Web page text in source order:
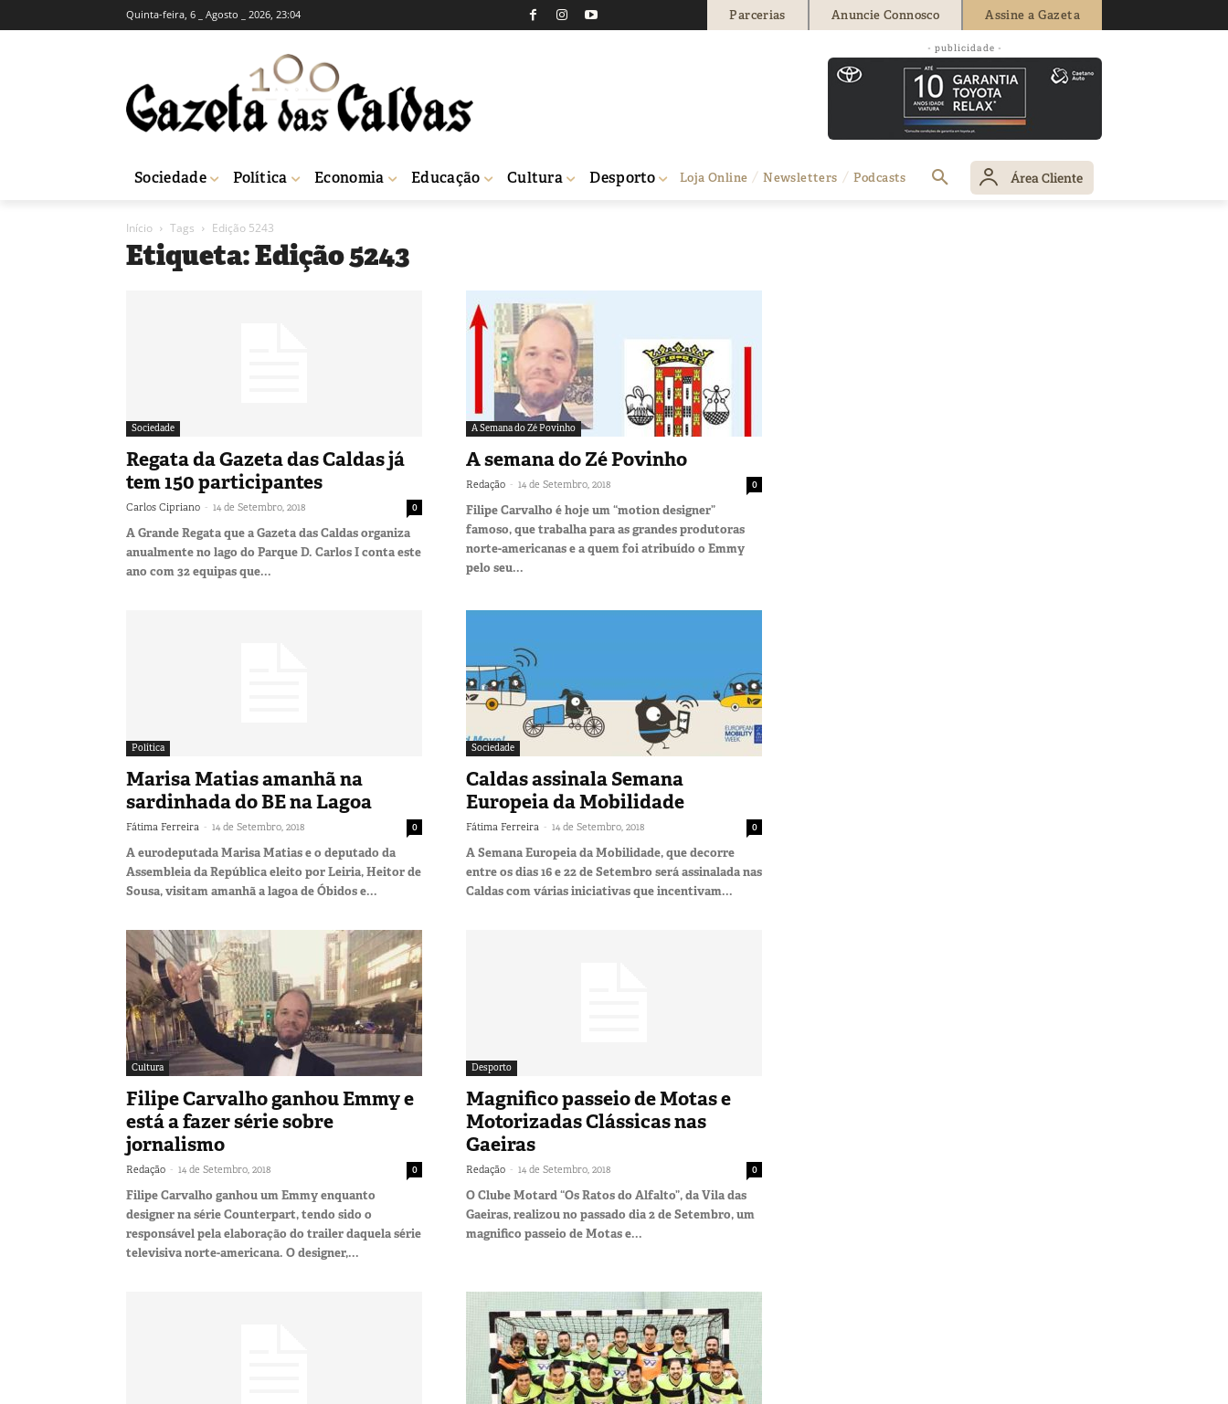
Quinta-feira, 6 _ Agosto _ 2026, 23:04 Parcerias Anuncie Connosco Assine a Gazeta
- publicidade -
Sociedade Política Economia Educação Cultura Desporto Loja Online Newsletters Podcasts Área Cliente
Início Tags Edição 5243
Etiqueta: Edição 5243
Sociedade
Regata da Gazeta das Caldas já
tem 150 participantes
Carlos Cipriano - 14 de Setembro, 2018 0
A Grande Regata que a Gazeta das Caldas organiza
anualmente no lago do Parque D. Carlos I conta este
ano com 32 equipas que...
A Semana do Zé Povinho
A semana do Zé Povinho
Redação - 14 de Setembro, 2018 0
Filipe Carvalho é hoje um “motion designer”
famoso, que trabalha para as grandes produtoras
norte-americanas e a quem foi atribuído o Emmy
pelo seu...
Política
Marisa Matias amanhã na
sardinhada do BE na Lagoa
Fátima Ferreira - 14 de Setembro, 2018 0
A eurodeputada Marisa Matias e o deputado da
Assembleia da República eleito por Leiria, Heitor de
Sousa, visitam amanhã a lagoa de Óbidos e...
Sociedade
Caldas assinala Semana
Europeia da Mobilidade
Fátima Ferreira - 14 de Setembro, 2018 0
A Semana Europeia da Mobilidade, que decorre
entre os dias 16 e 22 de Setembro será assinalada nas
Caldas com várias iniciativas que incentivam...
Cultura
Filipe Carvalho ganhou Emmy e
está a fazer série sobre
jornalismo
Redação - 14 de Setembro, 2018 0
Filipe Carvalho ganhou um Emmy enquanto
designer na série Counterpart, tendo sido o
responsável pela elaboração do trailer daquela série
televisiva norte-americana. O designer,...
Desporto
Magnifico passeio de Motas e
Motorizadas Clássicas nas
Gaeiras
Redação - 14 de Setembro, 2018 0
O Clube Motard “Os Ratos do Alfalto”, da Vila das
Gaeiras, realizou no passado dia 2 de Setembro, um
magnifico passeio de Motas e...